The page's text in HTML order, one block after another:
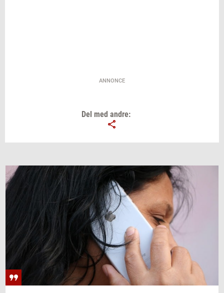
ANNONCE
Del med andre: